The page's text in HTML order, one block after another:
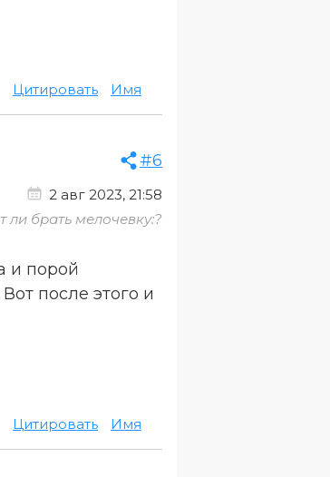
Цитировать Имя
#6
2 авг 2023, 21:58
ли брать мелочевку:?
и порой
после этого и
Цитировать Имя